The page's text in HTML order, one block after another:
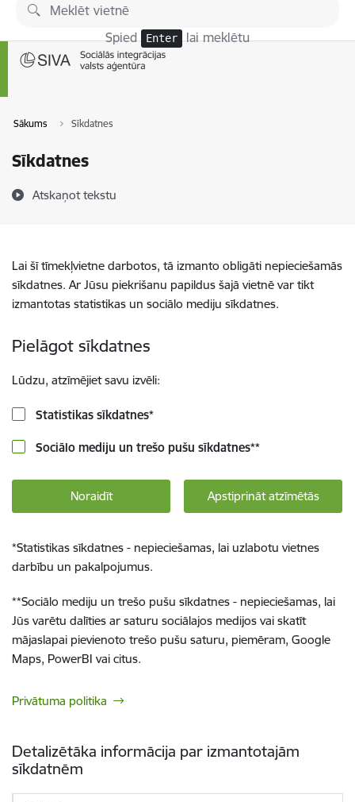
Pāriet uz lapas saturu
Spied Enter lai meklētu
Sākums Sīkdatnes
Sīkdatnes
Atskaņot tekstu
Lai šī tīmekļvietne darbotos, tā izmanto obligāti nepieciešamās
sīkdatnes. Ar Jūsu piekrišanu papildus šajā vietnē var tikt
izmantotas statistikas un sociālo mediju sīkdatnes.
Pielāgot sīkdatnes
Lūdzu, atzīmējiet savu izvēli:
Statistikas sīkdatnes*
Sociālo mediju un trešo pušu sīkdatnes**
Noraidīt Apstiprināt atzīmētās
*Statistikas sīkdatnes - nepieciešamas, lai uzlabotu vietnes
darbību un pakalpojumus.
**Sociālo mediju un trešo pušu sīkdatnes - nepieciešamas, lai
Jūs varētu dalīties ar saturu sociālajos medijos vai skatīt
mājaslapai pievienoto trešo pušu saturu, piemēram, Google
Maps, PowerBI vai citus.
Privātuma politika
Detalizētāka informācija par izmantotajām
sīkdatnēm